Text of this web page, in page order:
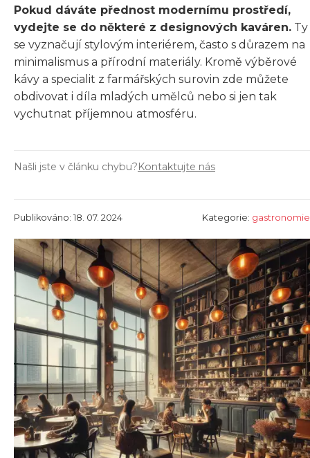
Pokud dáváte přednost modernímu prostředí,
vydejte se do některé z designových kaváren. Ty
se vyznačují stylovým interiérem, často s důrazem na
minimalismus a přírodní materiály. Kromě výběrové
kávy a specialit z farmářských surovin zde můžete
obdivovat i díla mladých umělců nebo si jen tak
vychutnat příjemnou atmosféru.
Našli jste v článku chybu?Kontaktujte nás
Publikováno: 18. 07. 2024 Kategorie: gastronomie